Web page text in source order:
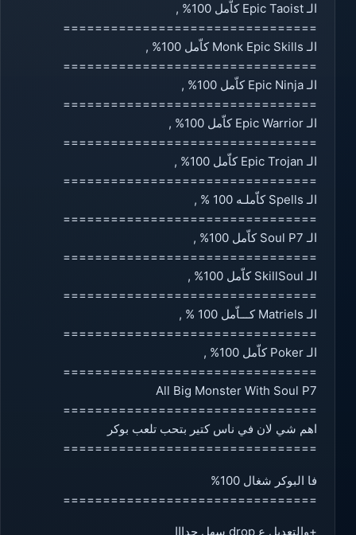
الـ Epic Taoist كاّمل 100% ,
================================
الـ Monk Epic Skills كاّمل 100% ,
================================
الـ Epic Ninja كاّمل 100% ,
================================
الـ Epic Warrior كاّمل 100% ,
================================
الـ Epic Trojan كاّمل 100% ,
================================
الـ Spells كاّملـه 100 % ,
================================
الـ Soul P7 كاّمل 100% ,
================================
الـ SkillSoul كاّمل 100% ,
================================
الـ Matriels كـــاّمل 100 % ,
================================
الـ Poker كاّمل 100% ,
================================
All Big Monster With Soul P7
================================
اهم شي لان في ناس كتير بتحب تلعب بوكر
================================
فا البوكر شغال 100%
================================
+والتعديل ع drop سهل جدااا